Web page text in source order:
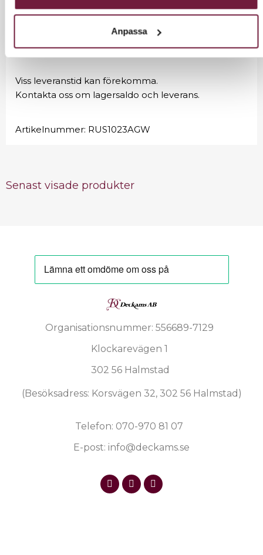
Anpassa
Perfekt inom: Frisör, manikyr, fotvård, kosmetologi,
Viss leveranstid kan förekomma.
Kontakta oss om lagersaldo och leverans.
Artikelnummer: RUS1023AGW
Senast visade produkter
Organisationsnummer: 556689-7129
Klockarevägen 1
302 56 Halmstad
(Besöksadress: Korsvägen 32, 302 56 Halmstad)
Telefon: 070-970 81 07
E-post: info@deckams.se